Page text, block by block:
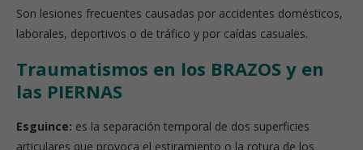
Son lesiones frecuentes causadas por accidentes domésticos,
laborales, deportivos o de tráfico y por caídas casuales.
Traumatismos en los BRAZOS y en
las PIERNAS
Esguince: es la separación temporal de dos superficies
articulares que provoca el estiramiento o la rotura de los